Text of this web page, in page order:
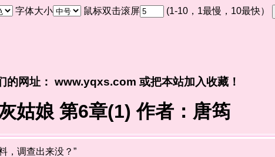
字体大小 鼠标双击滚屏 (1-10，1最慢，10最快）
的网址： www.yqxs.com 或把本站加入收藏！
姑娘 第6章(1) 作者：唐筠
调查出来没？”